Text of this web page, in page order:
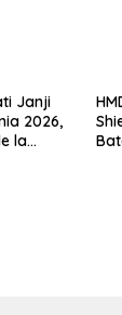
Janji
2026,
la